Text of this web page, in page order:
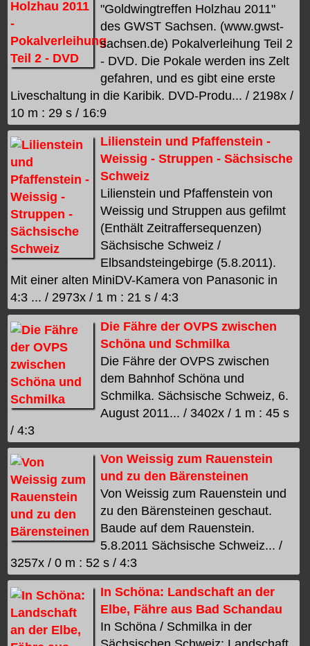
"Goldwingtreffen Holzhau 2011"
des GWST Sachsen. (www.gwst-
sachsen.de) Pokalverleihung Teil 2
- DVD. Die Pokale werden ins Zelt
gefahren, und es gibt eine erste
Liveschaltung in die Karibik. DVD-Produ... / 2198x /
10 m : 29 s / 16:9
Lilienstein und Pfaffenstein -
Weissig - Struppen - Sächsische
Schweiz
Lilienstein und Pfaffenstein von
Weissig und Struppen aus gefilmt
(Enthält Zeitraffersequenzen)
Sächsische Schweiz /
Elbsandsteingebirge (5.8.2011).
Mit einer alten MiniDV-Kamera von Panasonic in
4:3 ... / 2973x / 1 m : 21 s / 4:3
Die Fähre der OVPS zwischen
Schöna und Schmilka
Die Fähre der OVPS zwischen
dem Bahnhof Schöna und
Schmilka. Sächsische Schweiz, 6.
August 2011... / 3402x / 1 m : 45 s
/ 4:3
Von Weissig zum Rauenstein
und zu den Bärensteinen
Von Weissig zum Rauenstein und
zu den Bärensteinen geschaut.
Baude auf dem Rauenstein.
5.8.2011 Sächsische Schweiz... /
3257x / 0 m : 52 s / 4:3
In Schöna: Landschaft an der
Elbe, Fähre aus Bad Schandau
In Schöna / Schmilka in der